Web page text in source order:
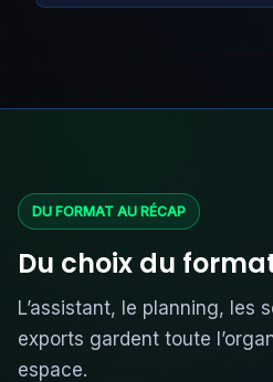
DU FORMAT AU RÉCAP
Du choix du
L’assistant, le planning, les
exports gardent toute
espace.